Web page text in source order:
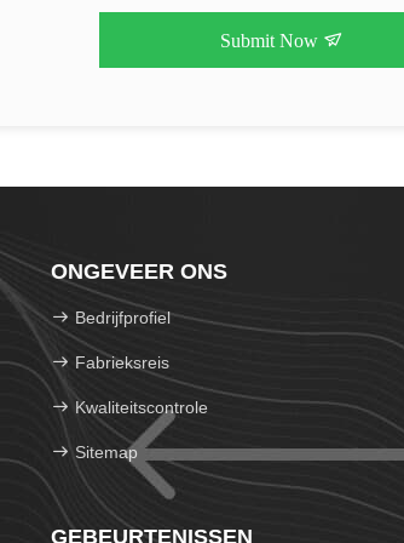
Submit Now
ONGEVEER ONS
Bedrijfprofiel
Fabrieksreis
Kwaliteitscontrole
Sitemap
GEBEURTENISSEN